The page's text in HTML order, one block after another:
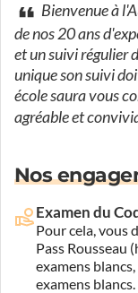
Bienvenue à
de nos 20 ans
et un suivi régulier
unique son suivi
école saura vous
agréable et
Nos
Examen du
Pour cela, vous
Pass Rousseau
examens
examens blancs.